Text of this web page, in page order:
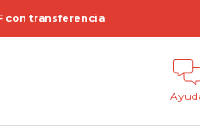
con transferencia